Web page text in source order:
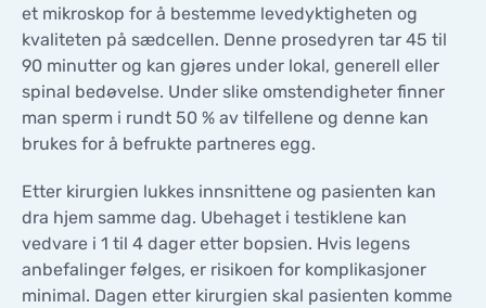
et mikroskop for å bestemme levedyktigheten og
kvaliteten på sædcellen. Denne prosedyren tar 45 til
90 minutter og kan gjøres under lokal, generell eller
spinal bedøvelse. Under slike omstendigheter finner
man sperm i rundt 50 % av tilfellene og denne kan
brukes for å befrukte partneres egg.
Etter kirurgien lukkes innsnittene og pasienten kan
dra hjem samme dag. Ubehaget i testiklene kan
vedvare i 1 til 4 dager etter bopsien. Hvis legens
anbefalinger følges, er risikoen for komplikasjoner
minimal. Dagen etter kirurgien skal pasienten komme